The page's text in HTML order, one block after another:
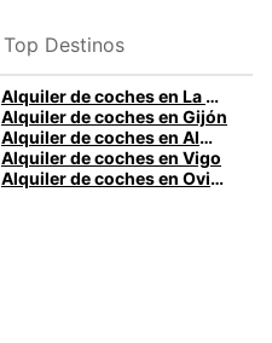
Top Destinos
Alquiler de coches en La Coruña
Alquiler de coches en Gijón
Alquiler de coches en Almería
Alquiler de coches en Vigo
Alquiler de coches en Oviedo